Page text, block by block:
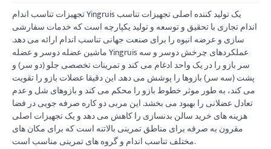
تجهیزات تناسب اندام Yingruis یک تولید کننده اصلی تجهیزات تناسب
اندام تجاری با تحقیق و توسعه و تولید یکپارچه است که خدمات سفارشی
سازی و عرضه انبوه را برای صنعت جهانی تناسب اندام ارائه می دهد.
ماشین عضله دوسر و عضله Yingruis عملکردهای چرخش دوسر و سه
سر بازو را در یک واحد ادغام می کند و تمرینات تخصصی جلو (دو سر) و
پشت (سه سر) بازوها را پوشش می دهد. این دقیقا عضلات بازو را تقویت
می کند، به طور موثر خطوط بازو را محکم می کند و بازوهای شل و عدم
تعادل عضلانی را بهبود می بخشد. این مربی دو کاره صرفه جویی در فضا
هزینه های خرید سالن بدنسازی را کاهش می دهد و یک تجهیزات اصلی
مقرون به صرفه برای مناطق تمرینی بالاتنه است که برای مکان های
مختلف تناسب اندام و گروه های تمرینی مناسب است.